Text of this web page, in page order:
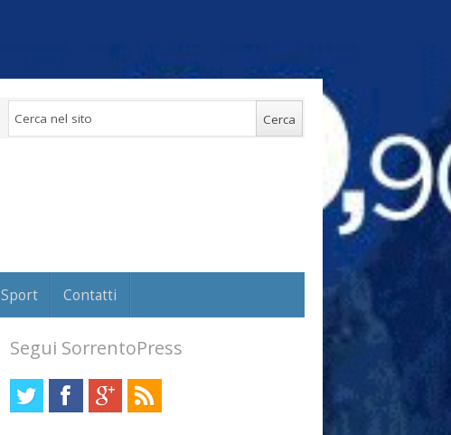
Sport Contatti
Segui SorrentoPress